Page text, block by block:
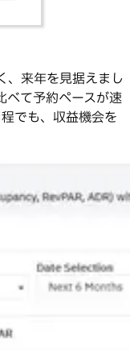
、来年を見据えまし
べて予約ペースが速
でも、収益機会を